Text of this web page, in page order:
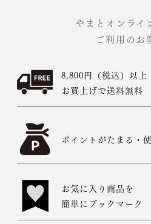
やまとオンライ
ご利用のお
8,800円（税込）以上
お買上げで送料無料
ポイントがたまる・
お気に入り商品を
簡単にブックマーク